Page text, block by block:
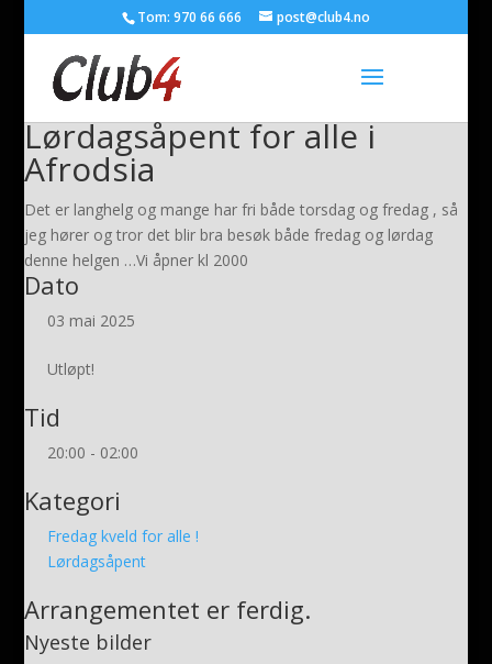
Tom: 970 66 666 post@club4.no
Lørdagsåpent for alle i
Afrodsia
Det er langhelg og mange har fri både torsdag og fredag , så
jeg hører og tror det blir bra besøk både fredag og lørdag
denne helgen …Vi åpner kl 2000
Dato
03 mai 2025
Utløpt!
Tid
20:00 - 02:00
Kategori
Fredag kveld for alle !
Lørdagsåpent
Arrangementet er ferdig.
Nyeste bilder